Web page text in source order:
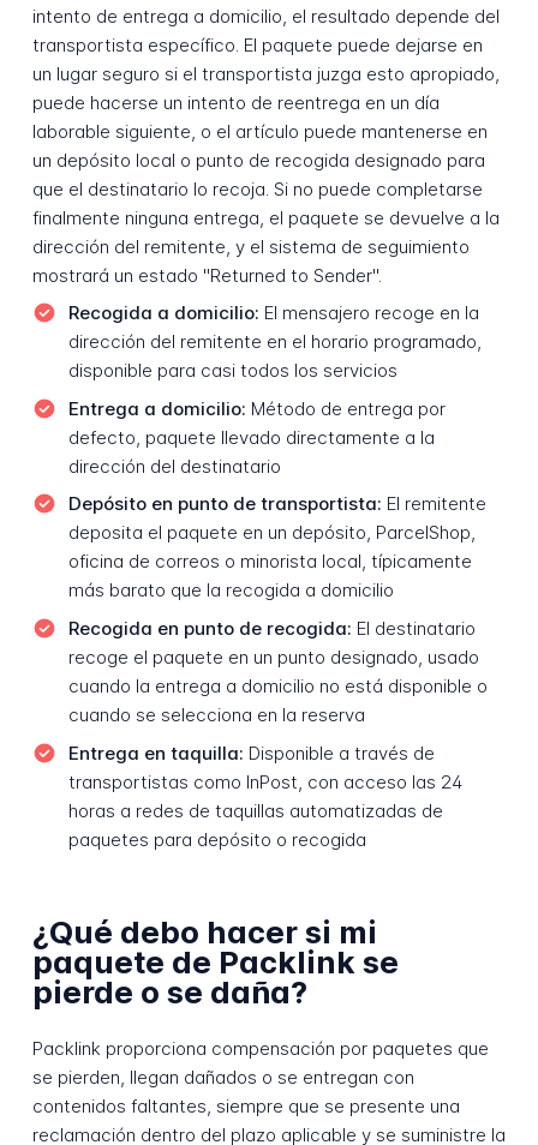
intento de entrega a domicilio, el resultado depende del
transportista específico. El paquete puede dejarse en
un lugar seguro si el transportista juzga esto apropiado,
puede hacerse un intento de reentrega en un día
laborable siguiente, o el artículo puede mantenerse en
un depósito local o punto de recogida designado para
que el destinatario lo recoja. Si no puede completarse
finalmente ninguna entrega, el paquete se devuelve a la
dirección del remitente, y el sistema de seguimiento
mostrará un estado "Returned to Sender".
Recogida a domicilio: El mensajero recoge en la
dirección del remitente en el horario programado,
disponible para casi todos los servicios
Entrega a domicilio: Método de entrega por
defecto, paquete llevado directamente a la
dirección del destinatario
Depósito en punto de transportista: El remitente
deposita el paquete en un depósito, ParcelShop,
oficina de correos o minorista local, típicamente
más barato que la recogida a domicilio
Recogida en punto de recogida: El destinatario
recoge el paquete en un punto designado, usado
cuando la entrega a domicilio no está disponible o
cuando se selecciona en la reserva
Entrega en taquilla: Disponible a través de
transportistas como InPost, con acceso las 24
horas a redes de taquillas automatizadas de
paquetes para depósito o recogida
¿Qué debo hacer si mi
paquete de Packlink se
pierde o se daña?
Packlink proporciona compensación por paquetes que
se pierden, llegan dañados o se entregan con
contenidos faltantes, siempre que se presente una
reclamación dentro del plazo aplicable y se suministre la